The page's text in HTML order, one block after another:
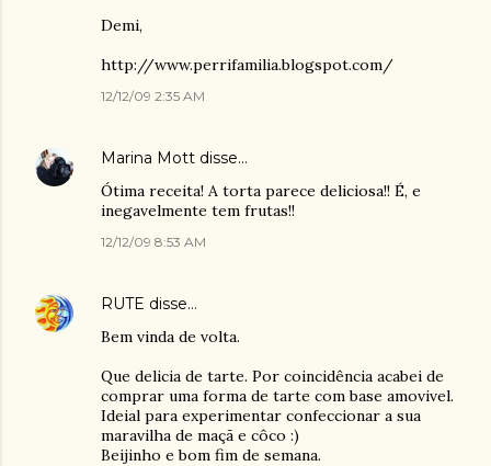
Demi,
http://www.perrifamilia.blogspot.com/
12/12/09 2:35 AM
Marina Mott disse…
Ótima receita! A torta parece deliciosa!! É, e
inegavelmente tem frutas!!
12/12/09 8:53 AM
RUTE disse…
Bem vinda de volta.
Que delicia de tarte. Por coincidência acabei de
comprar uma forma de tarte com base amovivel.
Ideial para experimentar confeccionar a sua
maravilha de maçã e côco :)
Beijinho e bom fim de semana.